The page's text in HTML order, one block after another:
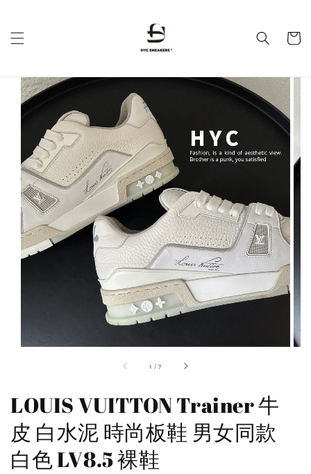
1 /7
LOUIS VUITTON Trainer 牛
皮 白水泥 時尚板鞋 男女同款
白色 LV8.5 裸鞋